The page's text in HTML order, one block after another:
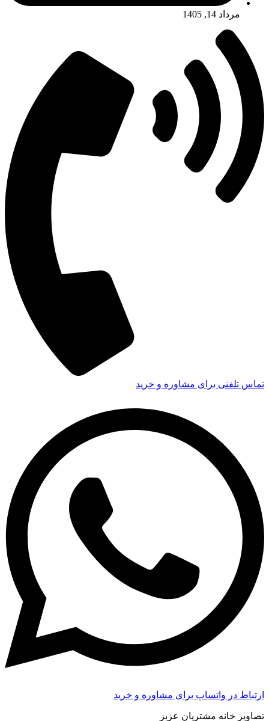
مرداد 14, 1405
تماس تلفنی برای مشاوره و خرید
ارتباط در واتساپ برای مشاوره و خرید
تصاویر خانه مشتریان عزیز